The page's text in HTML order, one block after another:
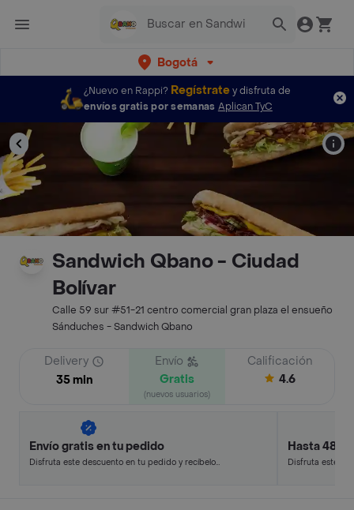
Bogotá
¿Nuevo en Rappi? Regístratey disfruta de
envíos gratis por semanas Aplican TyC
Sandwich Qbano - Ciudad
Bolívar
Calle 59 sur #51-21 centro comercial gran plaza el ensueño
Sánduches - Sandwich Qbano
Delivery
35 min
Envío
Gratis
(nuevos usuarios)
Calificación
4.6
Envío gratis en tu pedido
Disfruta este descuento en tu pedido y recíbelo
Hasta 48%
Disfruta este